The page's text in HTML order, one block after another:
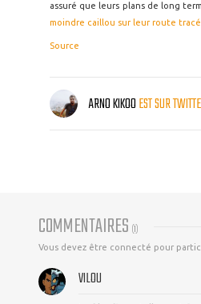
assuré que leurs plans de long
moindre caillou sur leur route
Source
ARNO KIKOOEST SUR
COMMENTAIRES (1)
Vous devez être connecté pour
VILOU